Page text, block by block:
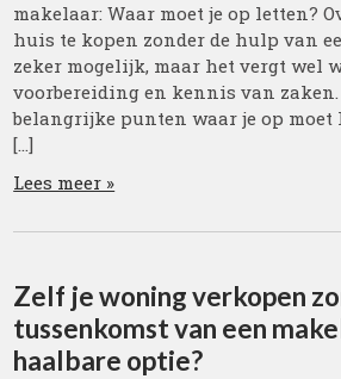
makelaar: Waar moet je op letten?
huis te kopen zonder de hulp van
zeker mogelijk, maar het vergt wel
voorbereiding en kennis van
belangrijke punten waar je op moet
[…]
Lees meer »
Zelf je woning verkopen
tussenkomst van een
haalbare optie?